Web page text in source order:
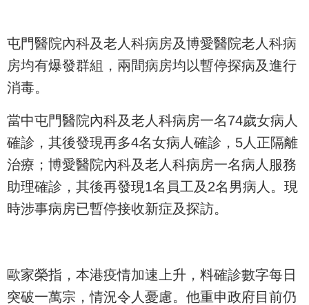
屯門醫院內科及老人科病房及博愛醫院老人科病
房均有爆發群組，兩間病房均以暫停探病及進行
消毒。
當中屯門醫院內科及老人科病房一名74歲女病人
確診，其後發現再多4名女病人確診，5人正隔離
治療；博愛醫院內科及老人科病房一名病人服務
助理確診，其後再發現1名員工及2名男病人。現
時涉事病房已暫停接收新症及探訪。
歐家榮指，本港疫情加速上升，料確診數字每日
突破一萬宗，情況令人憂慮。他重申政府目前仍